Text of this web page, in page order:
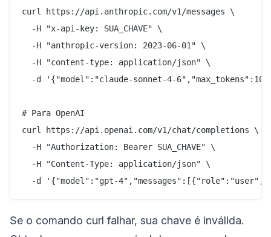
curl https://api.anthropic.com/v1/messages \
  -H "x-api-key: SUA_CHAVE" \
  -H "anthropic-version: 2023-06-01" \
  -H "content-type: application/json" \
-d '{"model":"claude-sonnet-4-
# Para OpenAI
curl https://api.openai.com/v1/chat/completions \
  -H "Authorization: Bearer SUA_CHAVE" \
  -H "Content-Type: application/json" \
Se o comando curl falhar, sua chave é inválida.